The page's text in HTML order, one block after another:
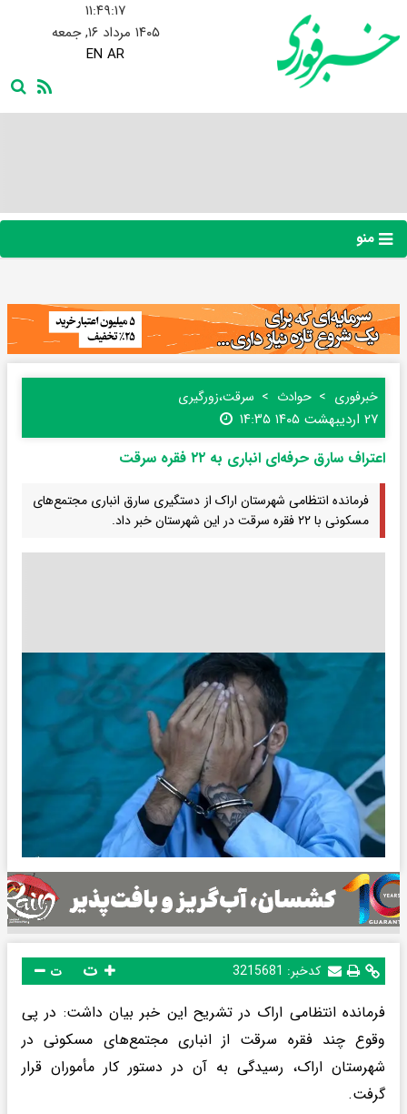
۱۱:۴۹:۱۸
۱۴۰۵ مرداد ۱۶, جمعه
EN AR
منو
خبرفوری حوادث سرقت،زورگیری
۲۷ اردیبهشت ۱۴۰۵ ۱۴:۳۵
اعتراف سارق حرفه‌ای انباری به ۲۲ فقره سرقت
فرمانده انتظامی شهرستان اراک از دستگیری سارق انباری مجتمع‌های
مسکونی با ۲۲ فقره سرقت در این شهرستان خبر داد.
کدخبر: 3215681 ت
فرمانده انتظامی اراک در تشریح این خبر بیان داشت: در پی
وقوع چند فقره سرقت از انباری مجتمع‌های مسکونی در
شهرستان اراک، رسیدگی به آن در دستور کار مأموران قرار
گرفت.